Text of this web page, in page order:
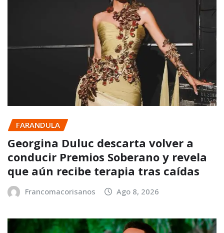
FARANDULA
Georgina Duluc descarta volver a
conducir Premios Soberano y revela
que aún recibe terapia tras caídas
Francomacorisanos Ago 8, 2026